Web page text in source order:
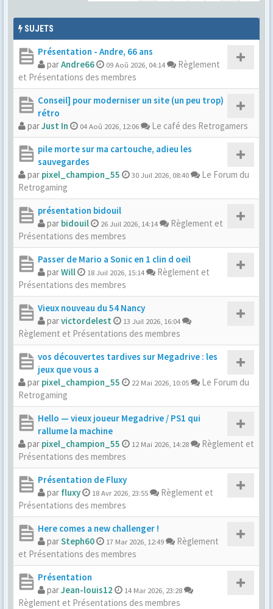
SUJETS
Présentation - Andre, 66 ans
parAndre66 09 Aoû 2026, 04:14
Règlement
et Présentations des membres
Conseil] pour moderniser un site (un peu trop)
rétro
parJust In 04 Aoû 2026, 12:06
Le café des Retrogamers
pile morte sur ma cartouche, adieu les
sauvegardes
par pixel_champion_55 30 Juil 2026, 08:40
Le Forum du
Retrogaming
présentation bidouil
par bidouil 26 Juil 2026, 14:14
Règlement et
Présentations des membres
Passer de Mario a Sonic en 1 clin d oeil
parWill 18 Juil 2026, 15:14
Règlement et
Présentations des membres
Vieux nouveau du 54 Nancy
parvictordelest 13 Juil 2026, 16:04
Règlement et Présentations des membres
vos découvertes tardives sur Megadrive : les
jeux que vous a
par pixel_champion_55 22 Mai 2026, 10:05
Le Forum du
Retrogaming
Hello — vieux joueur Megadrive / PS1 qui
rallume la machine
par pixel_champion_55 12 Mai 2026, 14:28
Règlement et
Présentations des membres
Présentation de Fluxy
par fluxy 18 Avr 2026, 23:55
Règlement et
Présentations des membres
Here comes a new challenger !
parSteph60 17 Mar 2026, 12:49
Règlement
et Présentations des membres
Présentation
parJean-louis12 14 Mar 2026, 23:28
Règlement et Présentations des membres